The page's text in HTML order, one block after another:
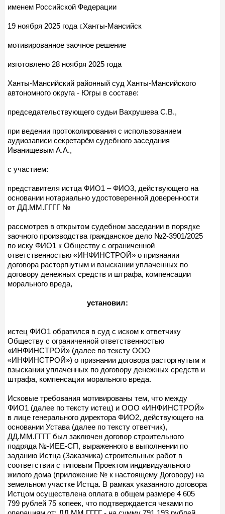
именем Российской Федерации
19 ноября 2025 года г.Ханты-Мансийск
мотивированное заочное решение
изготовлено 28 ноября 2025 года
Ханты-Мансийский районный суд Ханты-Мансийского
автономного округа - Югры в составе:
председательствующего судьи Вахрушева С.В.,
при ведении протоколирования с использованием
аудиозаписи секретарём судебного заседания
Иванищевым А.А.,
с участием:
представителя истца ФИО1 – ФИО3, действующего на
основании нотариально удостоверенной доверенности
от ДД.ММ.ГГГГ №
рассмотрев в открытом судебном заседании в порядке
заочного производства гражданское дело №2-3901/2025
по иску ФИО1 к Обществу с ограниченной
ответственностью «ИНФИНСТРОЙ» о признании
договора расторгнутым и взыскании уплаченных по
договору денежных средств и штрафа, компенсации
морального вреда,
установил:
истец ФИО1 обратился в суд с иском к ответчику
Обществу с ограниченной ответственностью
«ИНФИНСТРОЙ» (далее по тексту ООО
«ИНФИНСТРОЙ») о признании договора расторгнутым и
взыскании уплаченных по договору денежных средств и
штрафа, компенсации морального вреда.
Исковые требования мотивированы тем, что между
ФИО1 (далее по тексту истец) и ООО «ИНФИНСТРОЙ»
в лице генерального директора ФИО2, действующего на
основании Устава (далее по тексту ответчик),
ДД.ММ.ГГГГ был заключен договор строительного
подряда №-ИЕЕ-СП, выраженного в выполнении по
заданию Истца (Заказчика) строительных работ в
соответствии с типовым Проектом индивидуального
жилого дома (приложение № к настоящему Договору) на
земельном участке Истца. В рамках указанного договора
Истцом осуществлена оплата в общем размере 4 605
799 рублей 75 копеек, что подтверждается чеками по